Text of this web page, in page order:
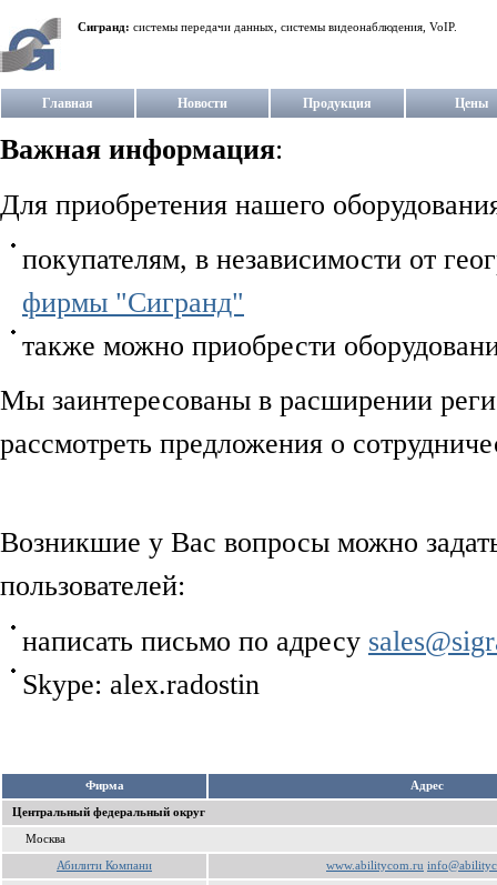
Сигранд: системы передачи данных, системы видеонаблюдения, VoIP.
Главная Новости Продукция Цены
Важная информация:
Для приобретения нашего
покупателям, в независимости от
фирмы "Сигранд"
также можно приобрести
Мы заинтересованы в расширении
рассмотреть предложения о
Возникшие у Вас вопросы можно
пользователей:
написать письмо по адресу
Skype: alex.radostin
Фирма Aдрес
Центральный федеральный округ
Москва
Абилити Компани www.abilitycom.ru